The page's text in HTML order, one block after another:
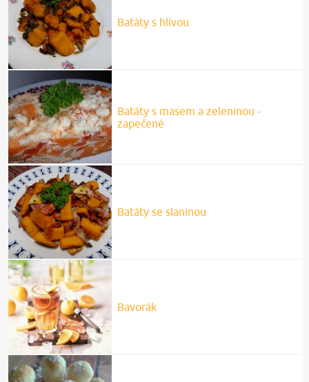
Batáty s hlívou
Batáty s masem a zeleninou -
zapečené
Batáty se slaninou
Bavorák